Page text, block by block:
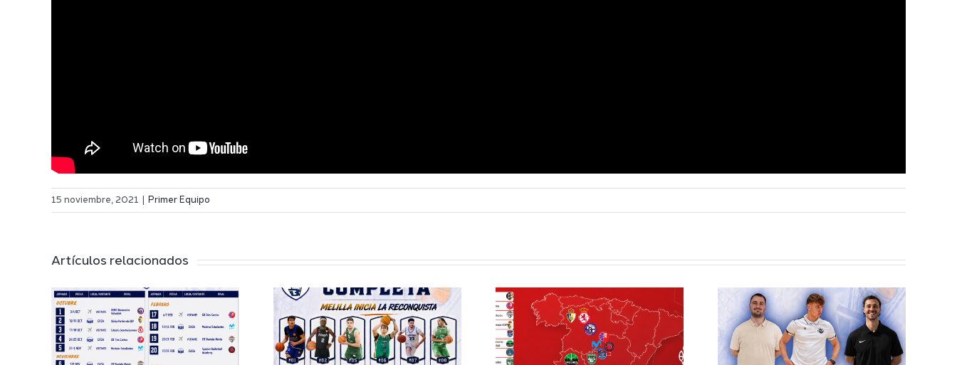
15 noviembre, 2021 Primer Equipo
Artículos relacionados
El Melilla
Ciudad del
Deporte
completa su
Definidos el
grupo de
Segunda FEB y
la Copa España
Baloncesto
configura el